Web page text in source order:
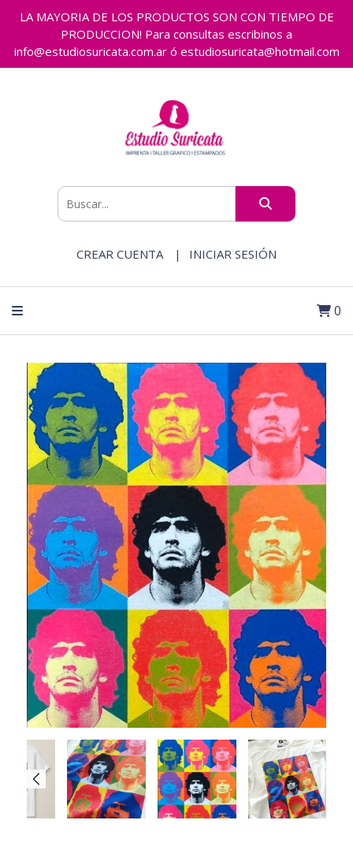
LA MAYORIA DE LOS PRODUCTOS SON CON TIEMPO DE
PRODUCCION! Para consultas escribinos a
info@estudiosuricata.com.ar ó estudiosuricata@hotmail.com
CREAR CUENTA INICIAR SESIÓN
0